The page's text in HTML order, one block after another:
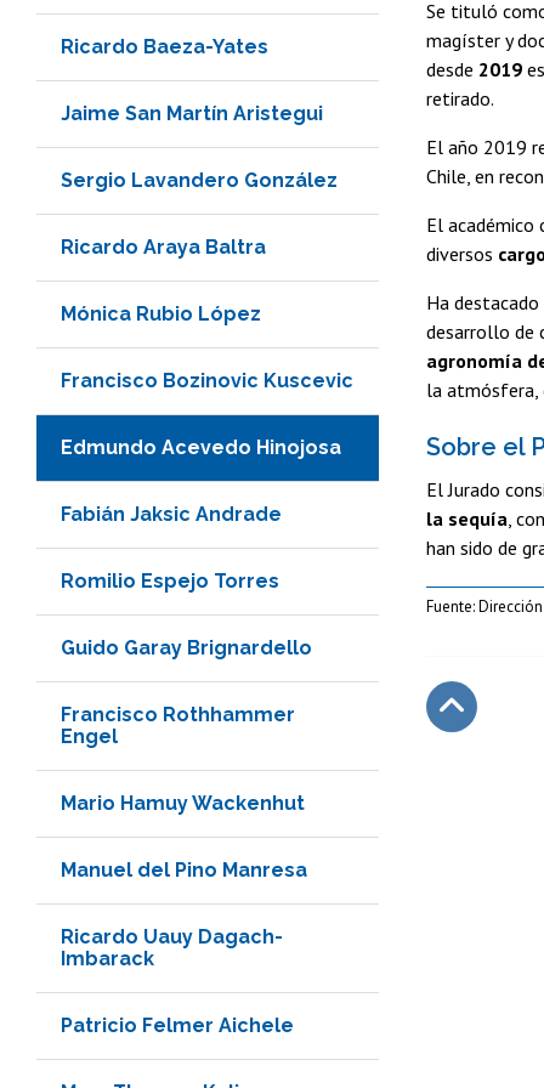
Ricardo Baeza-Yates
Jaime San Martín Aristegui
Sergio Lavandero González
Ricardo Araya Baltra
Mónica Rubio López
Francisco Bozinovic Kuscevic
Edmundo Acevedo Hinojosa
Fabián Jaksic Andrade
Romilio Espejo Torres
Guido Garay Brignardello
Francisco Rothhammer
Engel
Mario Hamuy Wackenhut
Manuel del Pino Manresa
Ricardo Uauy Dagach-
Imbarack
Patricio Felmer Aichele
Se tituló
magíster y
desde 2019
retirado.
El año 2019
Chile, en
El académico
diversos
Ha
desarrollo de
agronomía
la atmósfera,
Sobre el
El Jurado
la sequía,
han sido de
Fuente: